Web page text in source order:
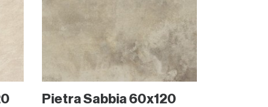
Pietra Sabbia 60x120